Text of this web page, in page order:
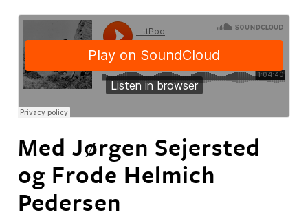
Med Jørgen Sejersted
og Frode Helmich
Pedersen